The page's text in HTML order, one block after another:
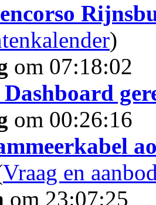
)
om 07:18:02
om 00:26:16
Vraag en
om 23:07:25